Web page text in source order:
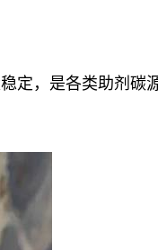
定， 是各类助剂碳